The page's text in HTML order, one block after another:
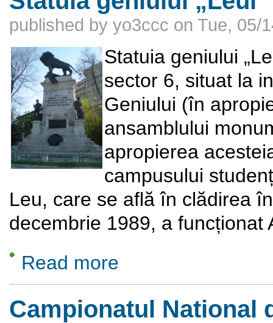
published by yo3ccc on Tue, 05/
Statuia geniului
sector 6, situat la
Geniului (în
ansamblului
apropierea
campusului
Leu, care se află în clădirea
decembrie 1989, a funcționat
Read more
Campionatul National